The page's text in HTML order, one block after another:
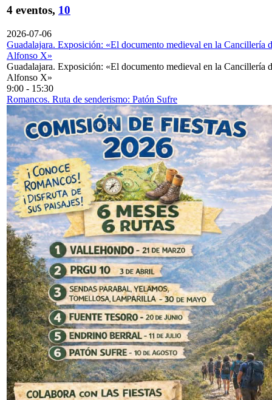
4 eventos, 10
2026-07-06
Guadalajara. Exposición: «El documento medieval en la Cancillería
Alfonso X»
Guadalajara. Exposición: «El documento medieval en la Cancillería
Alfonso X»
9:00 - 15:30
Romancos. Ruta de senderismo: Patón Sufre